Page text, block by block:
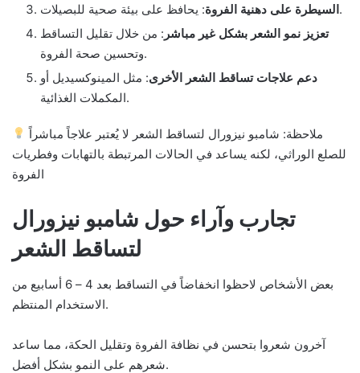
السيطرة على دهنية الفروة: يحافظ على بيئة صحية للبصيلات.
تعزيز نمو الشعر بشكل غير مباشر : من خلال تقليل التساقط
وتحسين صحة الفروة.
دعم علاجات تساقط الشعر الأخرى: مثل المينوكسيديل أو
المكملات الغذائية.
ملاحظة: شامبو نيزورال لتساقط الشعر لا يُعتبر علاجاً مباشراً
للصلع الوراثي، لكنه يساعد في الحالات المرتبطة بالتهابات وفطريات
الفروة
تجارب وآراء حول شامبو نيزورال
لتساقط الشعر
بعض الأشخاص لاحظوا انخفاضاً في التساقط بعد 4 – 6 أسابيع من
الاستخدام المنتظم.
آخرون شعروا بتحسن في نظافة الفروة وتقليل الحكة، مما ساعد
شعرهم على النمو بشكل أفضل.